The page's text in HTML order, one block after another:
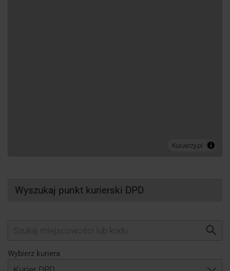
Wyszukaj punkt kurierski DPD
Wybierz kuriera